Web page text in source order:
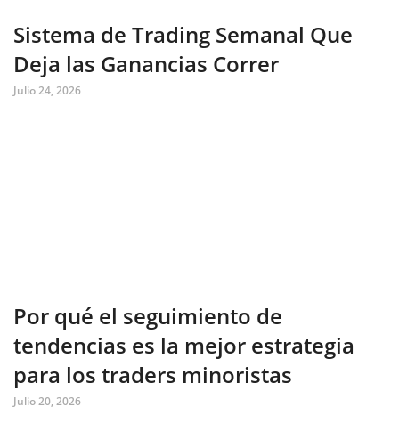
Sistema de Trading Semanal Que
Deja las Ganancias Correr
Julio 24, 2026
Por qué el seguimiento de
tendencias es la mejor estrategia
para los traders minoristas
Julio 20, 2026